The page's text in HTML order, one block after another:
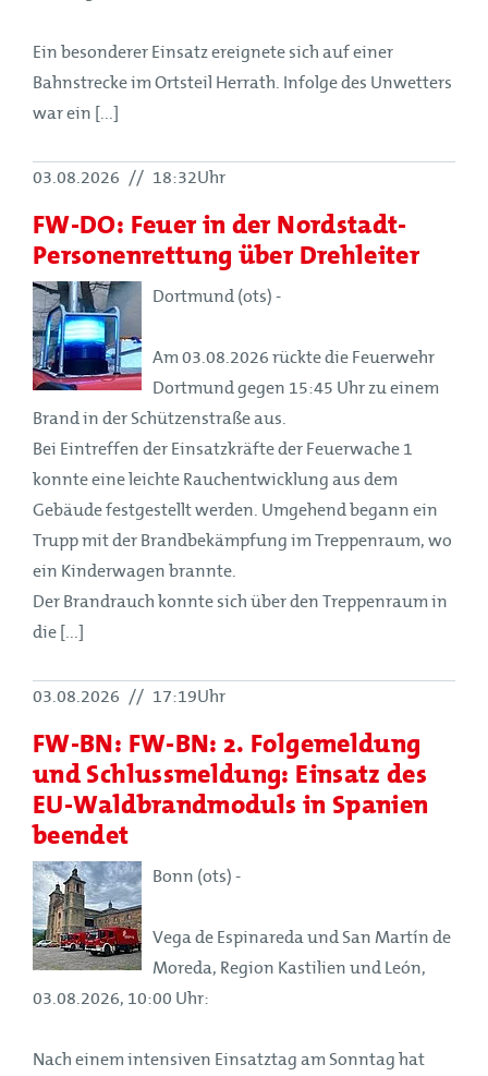
Ein besonderer Einsatz ereignete sich auf einer
Bahnstrecke im Ortsteil Herrath. Infolge des Unwetters
war ein [...]
03.08.2026 // 18:32Uhr
FW-DO: Feuer in der Nordstadt-
Personenrettung über Drehleiter
Dortmund (ots) -
Am 03.08.2026 rückte die Feuerwehr
Dortmund gegen 15:45 Uhr zu einem
Brand in der Schützenstraße aus.
Bei Eintreffen der Einsatzkräfte der Feuerwache 1
konnte eine leichte Rauchentwicklung aus dem
Gebäude festgestellt werden. Umgehend begann ein
Trupp mit der Brandbekämpfung im Treppenraum, wo
ein Kinderwagen brannte.
Der Brandrauch konnte sich über den Treppenraum in
die [...]
03.08.2026 // 17:19Uhr
FW-BN: FW-BN: 2. Folgemeldung
und Schlussmeldung: Einsatz des
EU-Waldbrandmoduls in Spanien
beendet
Bonn (ots) -
Vega de Espinareda und San Martín de
Moreda, Region Kastilien und León,
03.08.2026, 10:00 Uhr:
Nach einem intensiven Einsatztag am Sonntag hat